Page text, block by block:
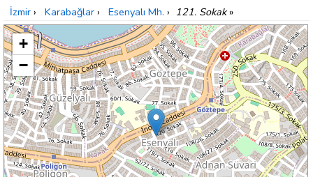
İzmir › Karabağlar › Esenyalı Mh. › 121. Sokak»
+
−